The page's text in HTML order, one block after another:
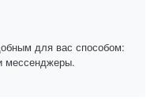
для вас способом:
мессенджеры.